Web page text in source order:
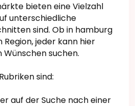
bieten eine Vielzahl
unterschiedliche
sind. Ob in hamburg
jeder kann hier
suchen.
sind:
auf der Suche nach einer